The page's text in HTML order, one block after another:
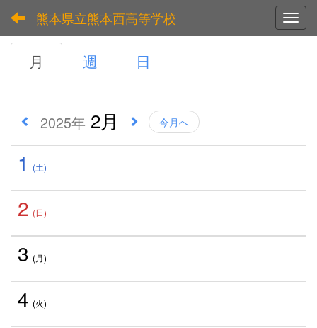
熊本県立熊本西高等学校
月 週 日
2025年 2月 今月へ
1 (土)
2 (日)
3 (月)
4 (火)